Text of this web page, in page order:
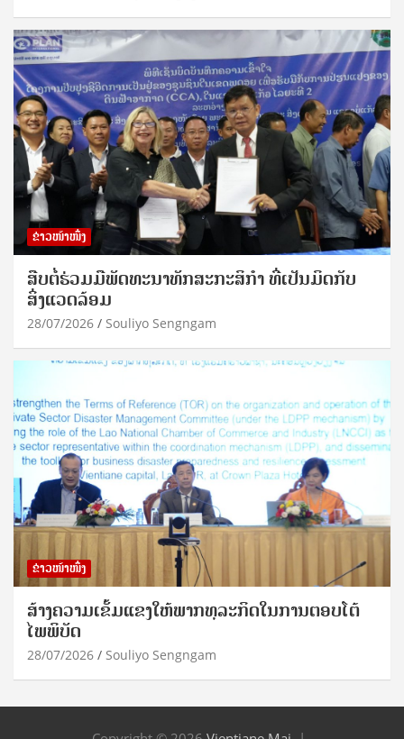
ຂ່າວໜ້າໜຶ່ງ
ສືບຕໍ່ຮ່ວມມືພັດທະນາທັກສະກະສິກຳ ທີ່ເປັນມິດກັບ
ສິ່ງແວດລ້ອມ
28/07/2026 Souliyo Sengngam
ຂ່າວໜ້າໜຶ່ງ
ສ້າງຄວາມເຂັ້ມແຂງໃຫ້ພາກທຸລະກິດໃນການຕອບໂຕ້
ໄພພິບັດ
28/07/2026 Souliyo Sengngam